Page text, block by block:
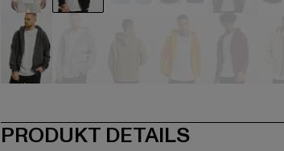
beige
PRODUKT DETAILS